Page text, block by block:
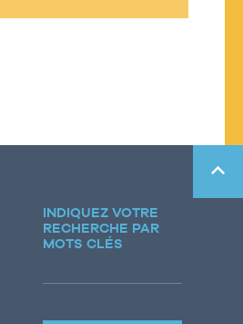
INDIQUEZ VOTRE
RECHERCHE PAR
MOTS CLÉS